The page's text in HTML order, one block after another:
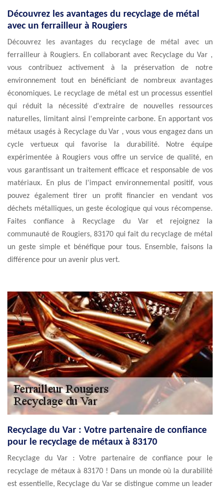
Découvrez les avantages du recyclage de métal
avec un ferrailleur à Rougiers
Découvrez les avantages du recyclage de métal avec un
ferrailleur à Rougiers. En collaborant avec Recyclage du Var ,
vous contribuez activement à la préservation de notre
environnement tout en bénéficiant de nombreux avantages
économiques. Le recyclage de métal est un processus essentiel
qui réduit la nécessité d'extraire de nouvelles ressources
naturelles, limitant ainsi l'empreinte carbone. En apportant vos
métaux usagés à Recyclage du Var , vous vous engagez dans un
cycle vertueux qui favorise la durabilité. Notre équipe
expérimentée à Rougiers vous offre un service de qualité, en
vous garantissant un traitement efficace et responsable de vos
matériaux. En plus de l'impact environnemental positif, vous
pouvez également tirer un profit financier en vendant vos
déchets métalliques, un geste écologique qui vous récompense.
Faites confiance à Recyclage du Var et rejoignez la
communauté de Rougiers, 83170 qui fait du recyclage de métal
un geste simple et bénéfique pour tous. Ensemble, faisons la
différence pour un avenir plus vert.
Recyclage du Var : Votre partenaire de confiance
pour le recyclage de métaux à 83170
Recyclage du Var : Votre partenaire de confiance pour le
recyclage de métaux à 83170 ! Dans un monde où la durabilité
est essentielle, Recyclage du Var se distingue comme un leader